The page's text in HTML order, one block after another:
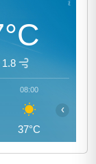
1.8 م\ث
08:00
37°C
›